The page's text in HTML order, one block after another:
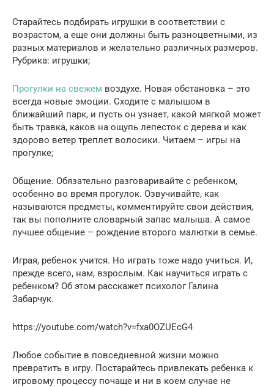
Старайтесь подбирать игрушки в соответствии с
возрастом, а еще они должны быть разноцветными, из
разных материалов и желательно различных размеров.
Рубрика: игрушки;
Прогулки на свежем воздухе. Новая обстановка – это
всегда новые эмоции. Сходите с малышом в
ближайший парк, и пусть он узнает, какой мягкой может
быть травка, каков на ощупь лепесток с дерева и как
здорово ветер треплет волосики. Читаем – игры на
прогулке;
Общение. Обязательно разговаривайте с ребенком,
особенно во время прогулок. Озвучивайте, как
называются предметы, комментируйте свои действия,
так вы пополните словарный запас малыша. А самое
лучшее общение – рождение второго малютки в семье.
Играя, ребенок учится. Но играть тоже надо учиться. И,
прежде всего, нам, взрослым. Как научиться играть с
ребенком? Об этом расскажет психолог Галина
Забарчук.
https://youtube.com/watch?v=fxa0OZUEcG4
Любое событие в повседневной жизни можно
превратить в игру. Постарайтесь привлекать ребенка к
игровому процессу почаще и ни в коем случае не